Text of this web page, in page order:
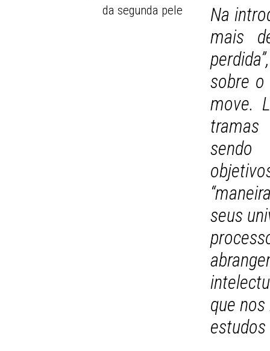
da segunda pele
Na
mais
sobre o
move.
tramas
sendo
seus
que
estudos